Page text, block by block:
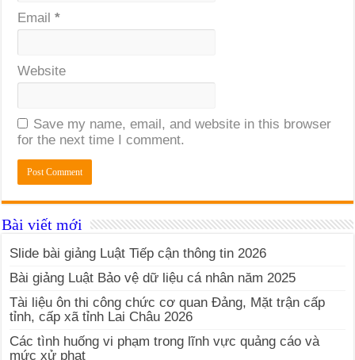
Email*
Website
Save my name, email, and website in this browser
for the next time I comment.
Bài viết mới
Slide bài giảng Luật Tiếp cận thông tin 2026
Bài giảng Luật Bảo vệ dữ liệu cá nhân năm 2025
Tài liệu ôn thi công chức cơ quan Đảng, Mặt trận cấp
tỉnh, cấp xã tỉnh Lai Châu 2026
Các tình huống vi phạm trong lĩnh vực quảng cáo và
mức xử phạt